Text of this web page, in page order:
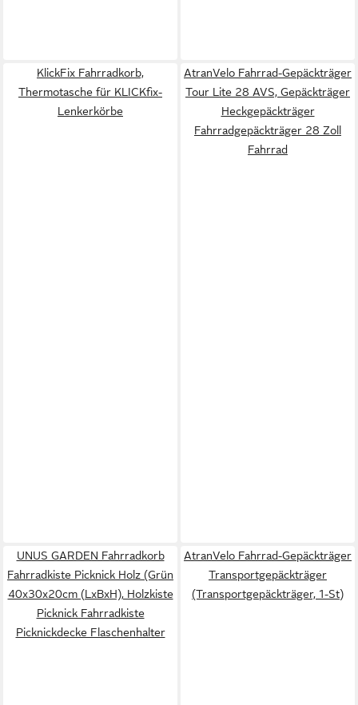
KlickFix Fahrradkorb,
Thermotasche für KLICKfix-
Lenkerkörbe
AtranVelo Fahrrad-Gepäckträger
Tour Lite 28 AVS, Gepäckträger
Heckgepäckträger
Fahrradgepäckträger 28 Zoll
Fahrrad
UNUS GARDEN Fahrradkorb
Fahrradkiste Picknick Holz (Grün
40x30x20cm (LxBxH), Holzkiste
Picknick Fahrradkiste
Picknickdecke Flaschenhalter
AtranVelo Fahrrad-Gepäckträger
Transportgepäckträger
(Transportgepäckträger, 1-St)